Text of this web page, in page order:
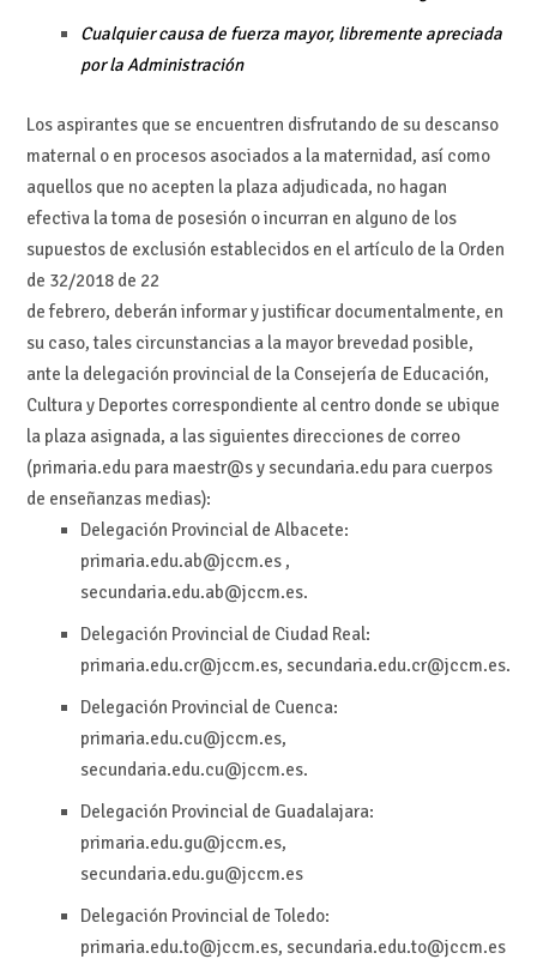
Cualquier causa de fuerza mayor, libremente apreciada
por la Administración
Los aspirantes que se encuentren disfrutando de su descanso
maternal o en procesos asociados a la maternidad, así como
aquellos que no acepten la plaza adjudicada, no hagan
efectiva la toma de posesión o incurran en alguno de los
supuestos de exclusión establecidos en el artículo de la Orden
de 32/2018 de 22
de febrero, deberán informar y justificar documentalmente, en
su caso, tales circunstancias a la mayor brevedad posible,
ante la delegación provincial de la Consejería de Educación,
Cultura y Deportes correspondiente al centro donde se ubique
la plaza asignada, a las siguientes direcciones de correo
(primaria.edu para maestr@s y secundaria.edu para cuerpos
de enseñanzas medias):
Delegación Provincial de Albacete:
primaria.edu.ab@jccm.es ,
secundaria.edu.ab@jccm.es.
Delegación Provincial de Ciudad Real:
primaria.edu.cr@jccm.es, secundaria.edu.cr@jccm.es.
Delegación Provincial de Cuenca:
primaria.edu.cu@jccm.es,
secundaria.edu.cu@jccm.es.
Delegación Provincial de Guadalajara:
primaria.edu.gu@jccm.es,
secundaria.edu.gu@jccm.es
Delegación Provincial de Toledo:
primaria.edu.to@jccm.es, secundaria.edu.to@jccm.es